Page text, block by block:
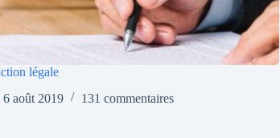
légale
6 août 2019
131 commentaires